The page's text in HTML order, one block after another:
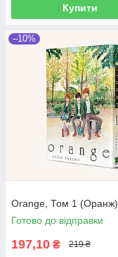
Купити
–10%
Orange, Том 1 (Оранж)
Готово до відправки
197,10 ₴ 219 ₴